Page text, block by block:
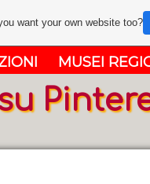
MUSEI
want your own website too?